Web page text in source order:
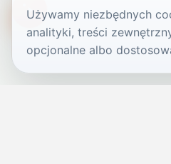
Używamy niezbędnych
analityki, treści
opcjonalne albo
TikTokowa Jelonka